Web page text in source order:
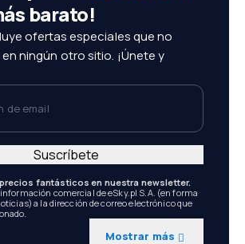
barato!
ofertas especiales que no
ningún otro sitio. ¡Únete y
email
fantásticos en nuestra newsletter.
comercial de eSky.pl S.A. (en forma
a la dirección de correo electrónico que
Mostrar más
Suscríbete